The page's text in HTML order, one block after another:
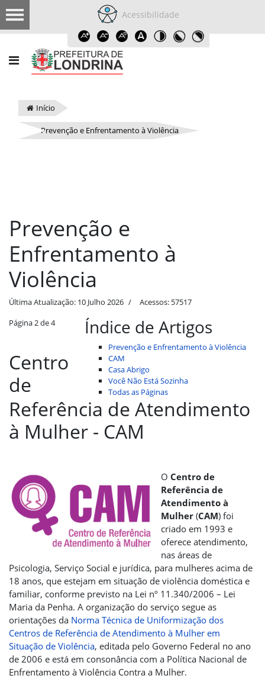
Acessibilidade
Início
Prevenção e Enfrentamento à Violência
Prevenção e
Enfrentamento à
Violência
Última Atualização: 10 Julho 2026 Acessos: 57517
Índice de Artigos
Prevenção e Enfrentamento à Violência
CAM
Casa Abrigo
Você Não Está Sozinha
Todas as Páginas
Página 2 de 4
Centro
de
Referência de Atendimento
à Mulher - CAM
O Centro de
Referência de
Atendimento à
Mulher (CAM) foi
criado em 1993 e
oferece atendimento,
nas áreas de
Psicologia, Serviço Social e jurídica, para mulheres acima de
18 anos, que estejam em situação de violência doméstica e
familiar, conforme previsto na Lei nº 11.340/2006 – Lei
Maria da Penha. A organização do serviço segue as
orientações da Norma Técnica de Uniformização dos
Centros de Referência de Atendimento à Mulher em
Situação de Violência, editada pelo Governo Federal no ano
de 2006 e está em consonância com a Política Nacional de
Enfrentamento à Violência Contra a Mulher.